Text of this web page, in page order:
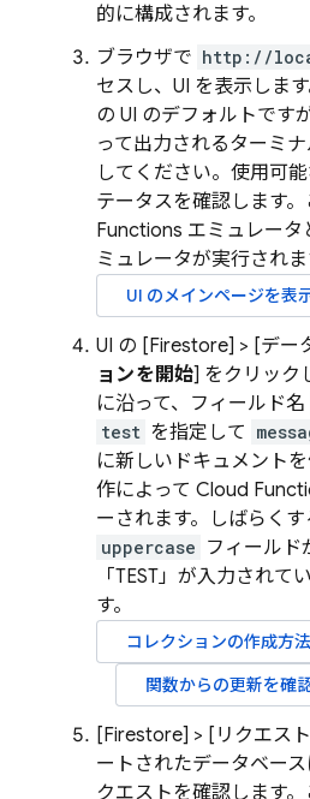
的に構成されます。
ブラウザで http://
セスし、UI を表示しま
の UI のデフォルトですが
って出力されるターミ
してください。使用可
テータスを確認します。
Functions エミュレータ
ミュレータが実行されま
UI のメインページを表
UI の [Firestore] > [デー
ョンを開始] をクリック
に沿って、フィールド名
test を指定して
に新しいドキュメント
作によって Cloud
ーされます。しばらく
uppercase フィールド
「TEST」が入力されて
す。
コレクションの作成方
関数からの更新を確
[Firestore] > [リクエス
ートされたデータベー
クエストを確認します